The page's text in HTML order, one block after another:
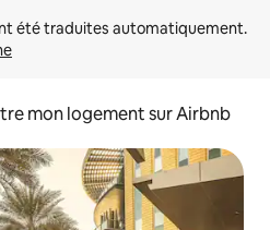
mon logement sur Airbnb